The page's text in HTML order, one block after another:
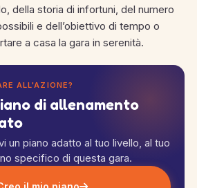
della storia di infortuni, del numero
e dell’obiettivo di tempo o
a casa la gara in serenità.
ALL'AZIONE?
di allenamento
un piano adatto al tuo livello, al tuo
specifico di questa gara.